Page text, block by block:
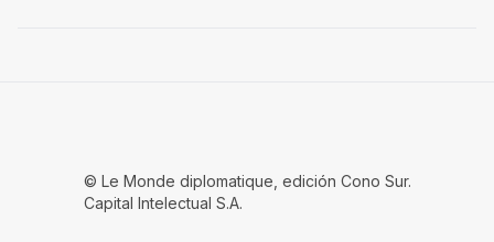
© Le Monde diplomatique, edición Cono Sur.
Capital Intelectual S.A.